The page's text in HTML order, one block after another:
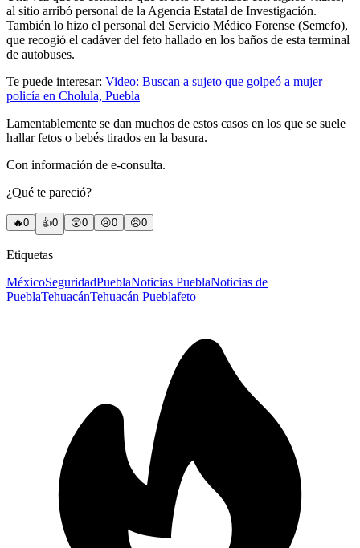
al sitio arribó personal de la Agencia Estatal de Investigación.
También lo hizo el personal del Servicio Médico Forense (Semefo),
que recogió el cadáver del feto hallado en los baños de esta terminal
de autobuses.
Te puede interesar: Video: Buscan a sujeto que golpeó a mujer
policía en Cholula, Puebla
Lamentablemente se dan muchos de estos casos en los que se suele
hallar fetos o bebés tirados en la basura.
Con información de e-consulta.
¿Qué te pareció?
🔥0 👍0 😲0 😢0 😠0
Etiquetas
MéxicoSeguridadPueblaNoticias PueblaNoticias de
PueblaTehuacánTehuacán Pueblafeto